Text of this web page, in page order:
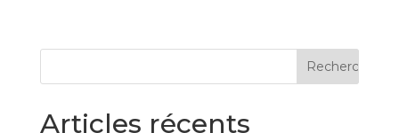
Articles récents